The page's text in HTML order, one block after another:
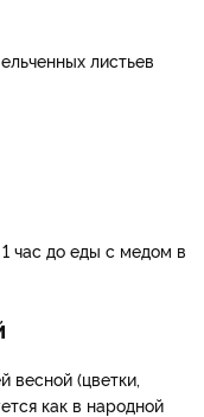
листьев
час до еды с медом в
весной (цветки,
как в народной